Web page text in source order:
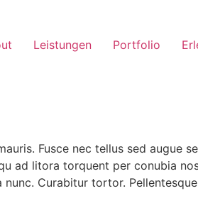
Leistungen Portfolio
Fusce nec tellus sed augue
ad litora torquent per conubia
Curabitur tortor.